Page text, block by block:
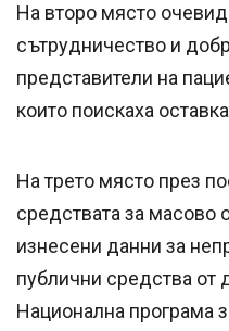
На второ място
сътрудничество и
представители на
които поискаха
На трето място през
средствата за масово
изнесени данни за
публични средства
Национална програма